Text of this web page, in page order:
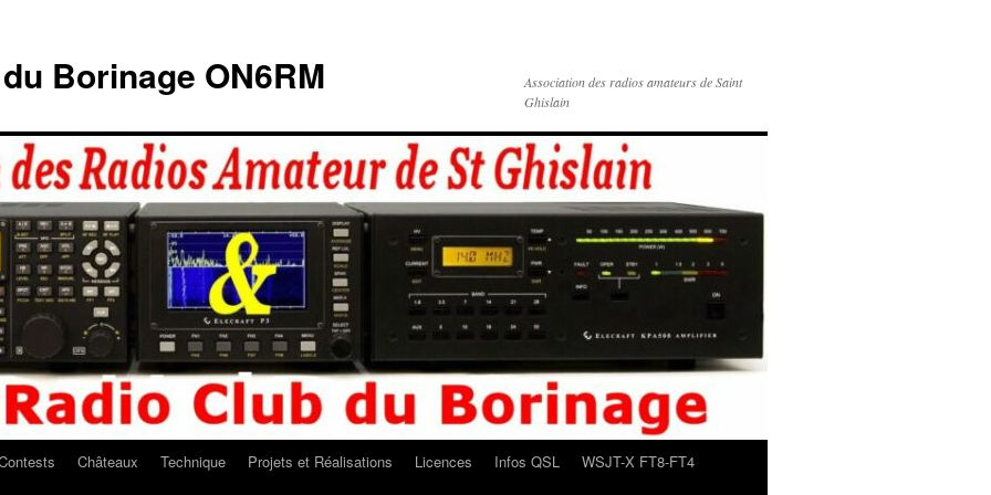
Borinage ON6RM
Association des radios amateurs de Saint
Ghislain
Châteaux Technique Projets et Réalisations Licences Infos QSL
WSJT-X FT8-FT4